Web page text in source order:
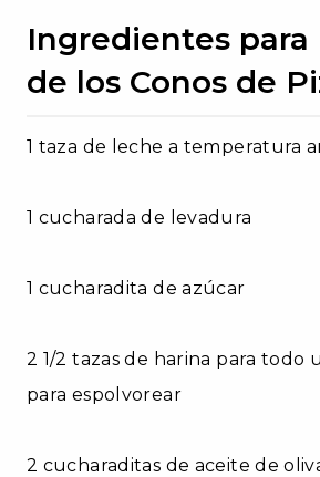
Ingredientes para
de los Conos de
1 taza de leche a temperatura
1 cucharada de levadura
1 cucharadita de azúcar
2 1/2 tazas de harina para todo
para espolvorear
2 cucharaditas de aceite de